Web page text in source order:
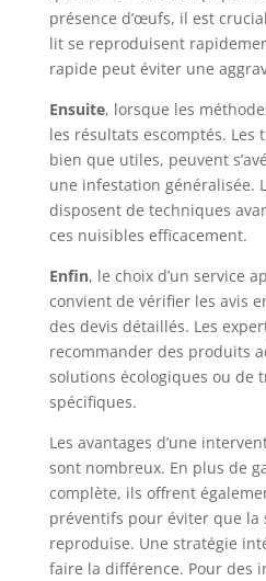
présence d’œufs, il est
lit se reproduisent
rapide peut éviter une
Ensuite, lorsque les
les résultats escomptés. Les
bien que utiles, peuvent
une infestation généralisée.
disposent de techniques
ces nuisibles efficacement.
Enfin, le choix d’un service
convient de vérifier les avis
des devis détaillés. Les
recommander des produits
solutions écologiques ou de
spécifiques.
Les avantages d’une
sont nombreux. En plus de
complète, ils offrent
préventifs pour éviter que la
reproduise. Une stratégie
faire la différence. Pour des